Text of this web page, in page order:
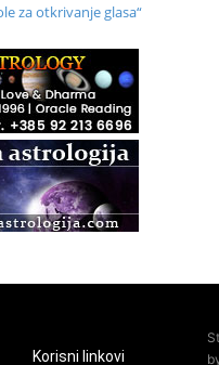
za otkrivanje glasa“
Online – otvoreno za
i Online
Korisni linkovi